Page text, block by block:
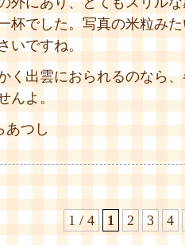
杯でした。写真の米粒み
いですね。
く出雲におられるのなら
んよ。
つし
1 / 4 1 2 3 4